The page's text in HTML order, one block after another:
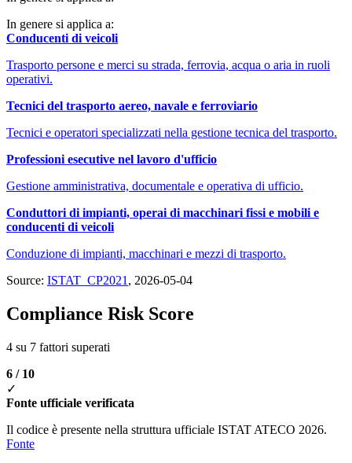
In genere si applica a:
Conducenti di veicoli
Trasporto persone e merci su strada, ferrovia, acqua o aria in ruoli
operativi.
Tecnici del trasporto aereo, navale e ferroviario
Tecnici e operatori specializzati nella gestione tecnica del trasporto.
Professioni esecutive nel lavoro d'ufficio
Gestione amministrativa, documentale e operativa di ufficio.
Conduttori di impianti, operai di macchinari fissi e mobili e
conducenti di veicoli
Conduzione di impianti, macchinari e mezzi di trasporto.
Source: ISTAT_CP2021 , 2026-05-04
Compliance Risk Score
4 su 7 fattori superati
6 / 10
✓
Fonte ufficiale verificata
Il codice è presente nella struttura ufficiale ISTAT ATECO 2026.
Fonte